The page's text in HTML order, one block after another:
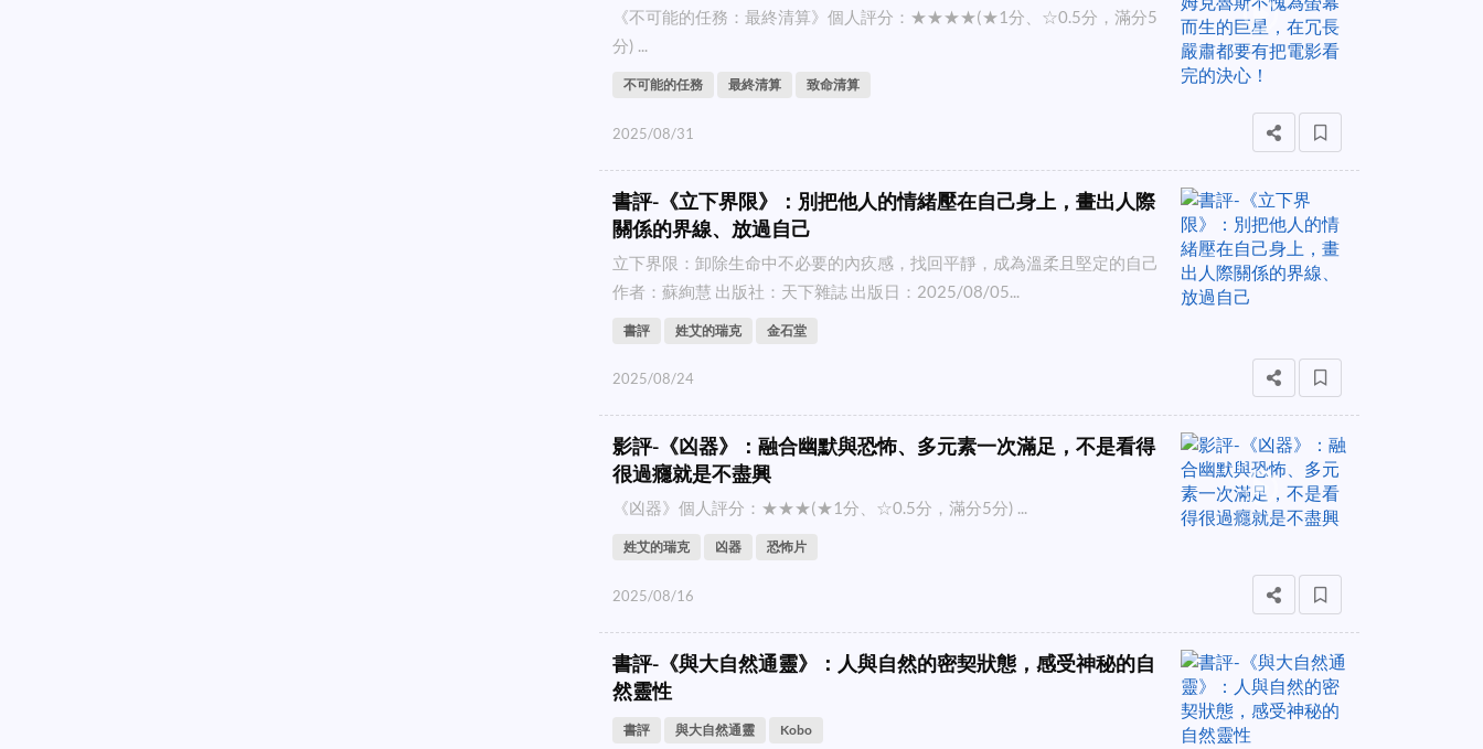
《不可能的任務：最終清算》個人評分：★★★★(★1分、☆0.5分，滿分5
分) ...
不可能的任務 最終清算 致命清算
2025/08/31
書評-《立下界限》：別把他人的情緒壓在自己身上，畫出人際
關係的界線、放過自己
立下界限：卸除生命中不必要的內疚感，找回平靜，成為溫柔且堅定的自己
作者：蘇絢慧 出版社：天下雜誌 出版日：2025/08/05...
書評 姓艾的瑞克 金石堂
2025/08/24
影評-《凶器》：融合幽默與恐怖、多元素一次滿足，不是看得
很過癮就是不盡興
《凶器》個人評分：★★★(★1分、☆0.5分，滿分5分) ...
姓艾的瑞克 凶器 恐怖片
2025/08/16
書評-《與大自然通靈》：人與自然的密契狀態，感受神秘的自
然靈性
書評 與大自然通靈 Kobo